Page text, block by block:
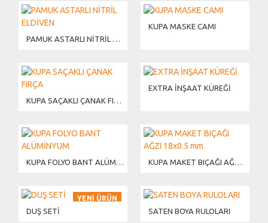
PAMUK ASTARLI NİTRİL ELDİVEN
KUPA MASKE CAMI
KUPA SAÇAKLI ÇANAK FIRÇA
EXTRA İNŞAAT KÜREĞİ
KUPA FOLYO BANT ALÜMİNYUM KUPA MAKET BIÇAĞI AĞZI 18x0.5 mm
YENI ÜRÜN
DUŞ SETİ SATEN BOYA RULOLARI